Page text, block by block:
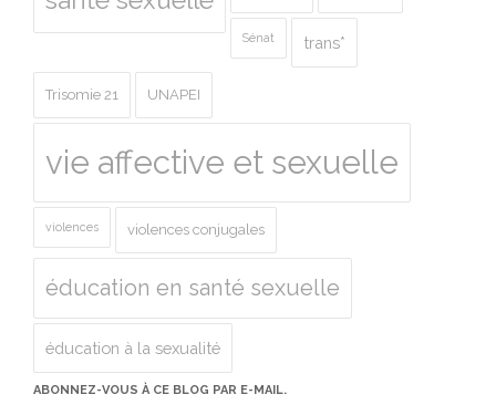
Sénat trans*
Trisomie 21 UNAPEI
vie affective et sexuelle
violences violences conjugales
éducation en santé sexuelle
éducation à la sexualité
ABONNEZ-VOUS À CE BLOG PAR E-MAIL.